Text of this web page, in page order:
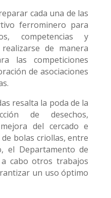
cada una de las
ferrominero para
competencias y
de manera
las competiciones
de asociaciones
resalta la poda de la
de desechos,
del cercado e
bolas criollas, entre
el Departamento de
cabo otros trabajos
un uso óptimo